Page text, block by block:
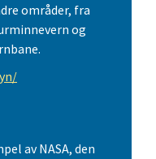
områder, fra
og
av NASA, den